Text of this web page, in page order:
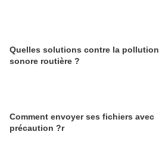
Quelles solutions contre la pollution
sonore routière ?
Comment envoyer ses fichiers avec
précaution ?r